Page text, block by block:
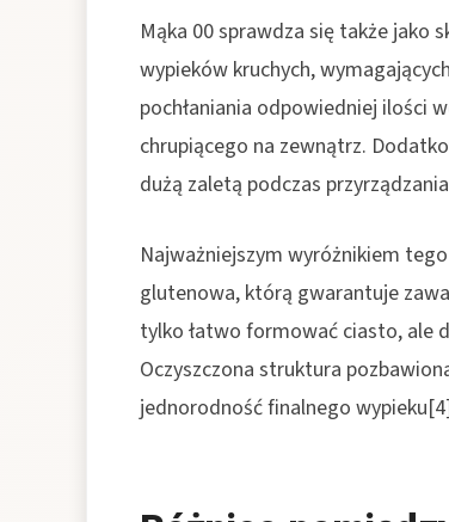
Mąka 00 sprawdza się także jako
wypieków kruchych,
pochłaniania odpowiedniej ilości
chrupiącego na zewnątrz.
dużą zaletą podczas
Najważniejszym wyróżnikiem
glutenowa, którą gwarantuje
tylko łatwo formować ciasto, ale
Oczyszczona struktura
jednorodność finalnego